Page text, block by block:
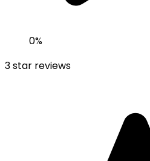
0%
3star reviews